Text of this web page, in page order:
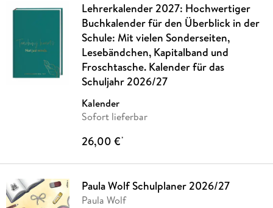
Lehrerkalender 2027: Hochwertiger
Buchkalender für den Überblick in der
Schule: Mit vielen Sonderseiten,
Lesebändchen, Kapitalband und
Froschtasche. Kalender für das
Schuljahr 2026/27
Kalender
Sofort lieferbar
26,00 €*
Paula Wolf Schulplaner 2026/27
Paula Wolf